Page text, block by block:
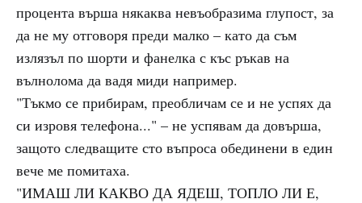
процента върша някаква невъобразима глупост, за
да не му отговоря преди малко – като да съм
излязъл по шорти и фанелка с къс ръкав на
вълнолома да вадя миди например.
"Тъкмо се прибирам, преобличам се и не успях да
си изровя телефона..." – не успявам да довърша,
защото следващите сто въпроса обединени в един
вече ме помитаха.
"ИМАШ ЛИ КАКВО ДА ЯДЕШ, ТОПЛО ЛИ Е,